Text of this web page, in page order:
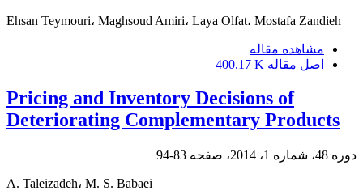
Ehsan Teymouri، Maghsoud Amiri، Laya Olfat، Mostafa Zandieh
مشاهده مقاله
اصل مقاله 400.17 K
Pricing and Inventory Decisions of
Deteriorating Complementary Products
دوره 48، شماره 1، 2014، صفحه 83-94
A. Taleizadeh، M. S. Babaei